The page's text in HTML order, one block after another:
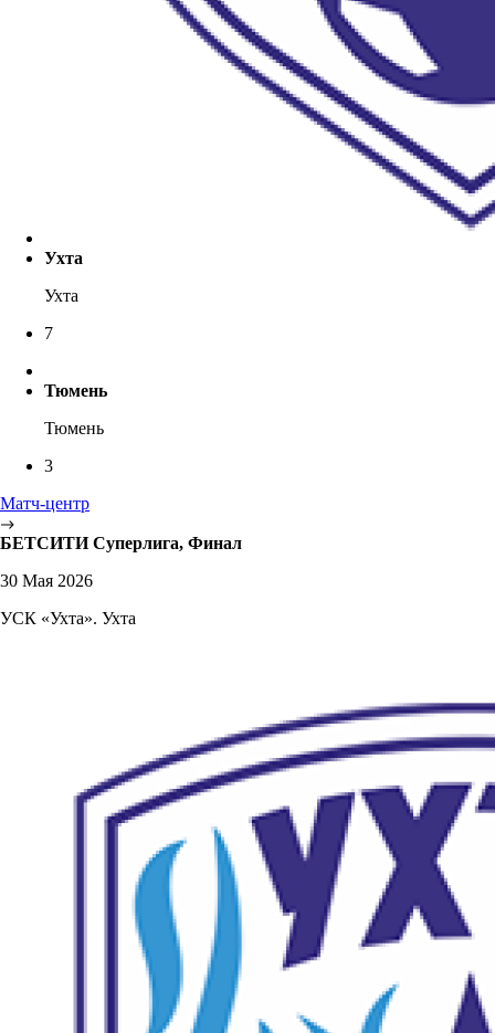
Ухта
Ухта
7
Тюмень
Тюмень
3
Матч-центр
БЕТСИТИ Суперлига, Финал
30 Мая 2026
УСК «Ухта». Ухта